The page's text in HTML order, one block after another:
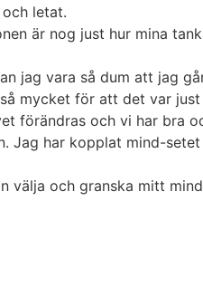
letat.
är nog just hur mina
jag vara så dum att jag
mycket för att det var just
förändras och vi har bra
Jag har kopplat mind-
välja och granska mitt